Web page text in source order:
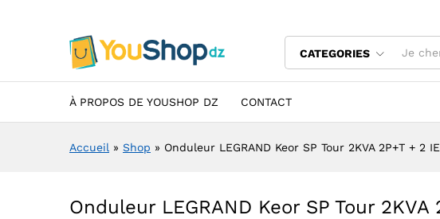
CATEGORIES
À PROPOS DE YOUSHOP DZ CONTACT
Accueil » Shop » Onduleur LEGRAND Keor SP Tour 2KVA 2P+T + 2
Onduleur LEGRAND Keor SP Tour 2KVA